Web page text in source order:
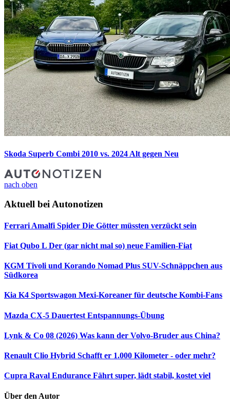
Skoda Superb Combi 2010 vs. 2024 Alt gegen Neu
nach oben
Aktuell bei Autonotizen
Ferrari Amalfi Spider Die Götter müssten verzückt sein
Fiat Qubo L Der (gar nicht mal so) neue Familien-Fiat
KGM Tivoli und Korando Nomad Plus SUV-Schnäppchen aus
Südkorea
Kia K4 Sportswagon Mexi-Koreaner für deutsche Kombi-Fans
Mazda CX-5 Dauertest Entspannungs-Übung
Lynk & Co 08 (2026) Was kann der Volvo-Bruder aus China?
Renault Clio Hybrid Schafft er 1.000 Kilometer - oder mehr?
Cupra Raval Endurance Fährt super, lädt stabil, kostet viel
Über den Autor